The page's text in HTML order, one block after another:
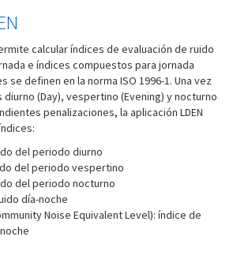
calcular índices de evaluación de ruido
e índices compuestos para jornada
se definen en la norma ISO 1996-1. Una vez
(Day), vespertino (Evening) y nocturno
penalizaciones, la aplicación LDEN
del periodo diurno
del periodo vespertino
del periodo nocturno
día-noche
Noise Equivalent Level): índice de